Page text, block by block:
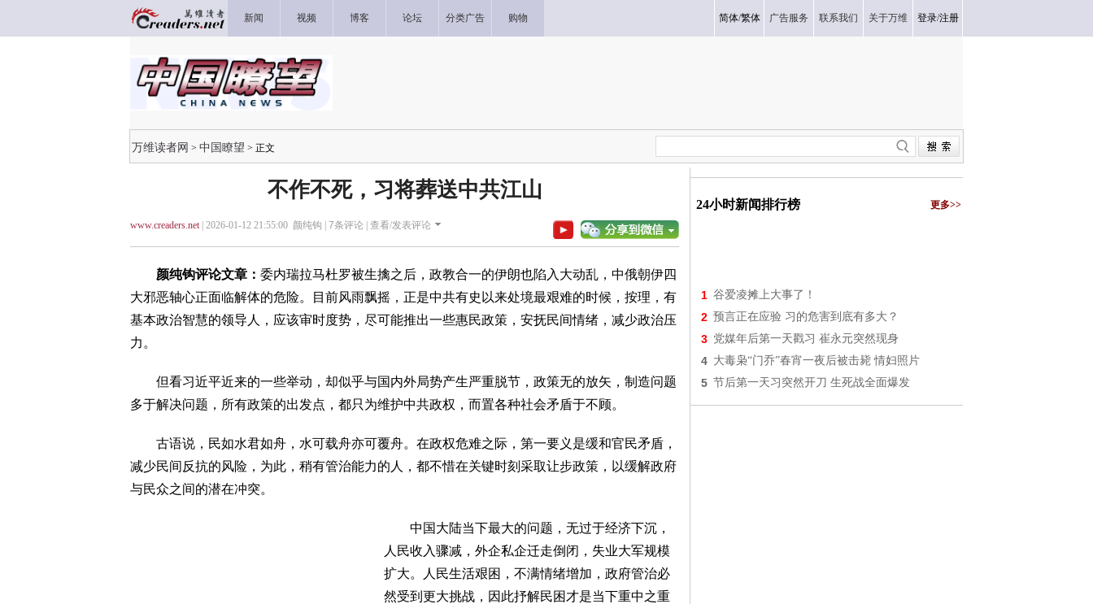
新闻 视频 博客 论坛 分类广告 购物 简体/繁体 广告服务 联系我们 关于万维 登录/注册
万维读者网 > 中国瞭望 > 正文
不作不死，习将葬送中共江山
www.creaders.net| 2026-01-12 21:55:00 颜纯钩 | 7条评论 | 查看/发表评论
颜纯钩评论文章： 委内瑞拉马杜罗被生擒之后，政教合一的伊朗也陷入大动乱，中俄朝伊四
大邪恶轴心正面临解体的危险。目前风雨飘摇，正是中共有史以来处境最艰难的时候，按理，有
基本政治智慧的领导人，应该审时度势，尽可能推出一些惠民政策，安抚民间情绪，减少政治压
力。
但看习近平近来的一些举动，却似乎与国内外局势产生严重脱节，政策无的放矢，制造问题
多于解决问题，所有政策的出发点，都只为维护中共政权，而置各种社会矛盾于不顾。
古语说，民如水君如舟，水可载舟亦可覆舟。在政权危难之际，第一要义是缓和官民矛盾，
减少民间反抗的风险，为此，稍有管治能力的人，都不惜在关键时刻采取让步政策，以缓解政府
与民众之间的潜在冲突。
中国大陆当下最大的问题，无过于经济下沉，
人民收入骤减，外企私企迁走倒闭，失业大军规模
扩大。人民生活艰困，不满情绪增加，政府管治必
然受到更大挑战，因此抒解民困才是当下重中之重
24小时新闻排行榜 更多>>
1 谷爱凌摊上大事了！
2 预言正在应验 习的危害到底有多大？
3 党媒年后第一天戳习 崔永元突然现身
4 大毒枭“门乔”春宵一夜后被击毙 情妇照片
5 节后第一天习突然开刀 生死战全面爆发